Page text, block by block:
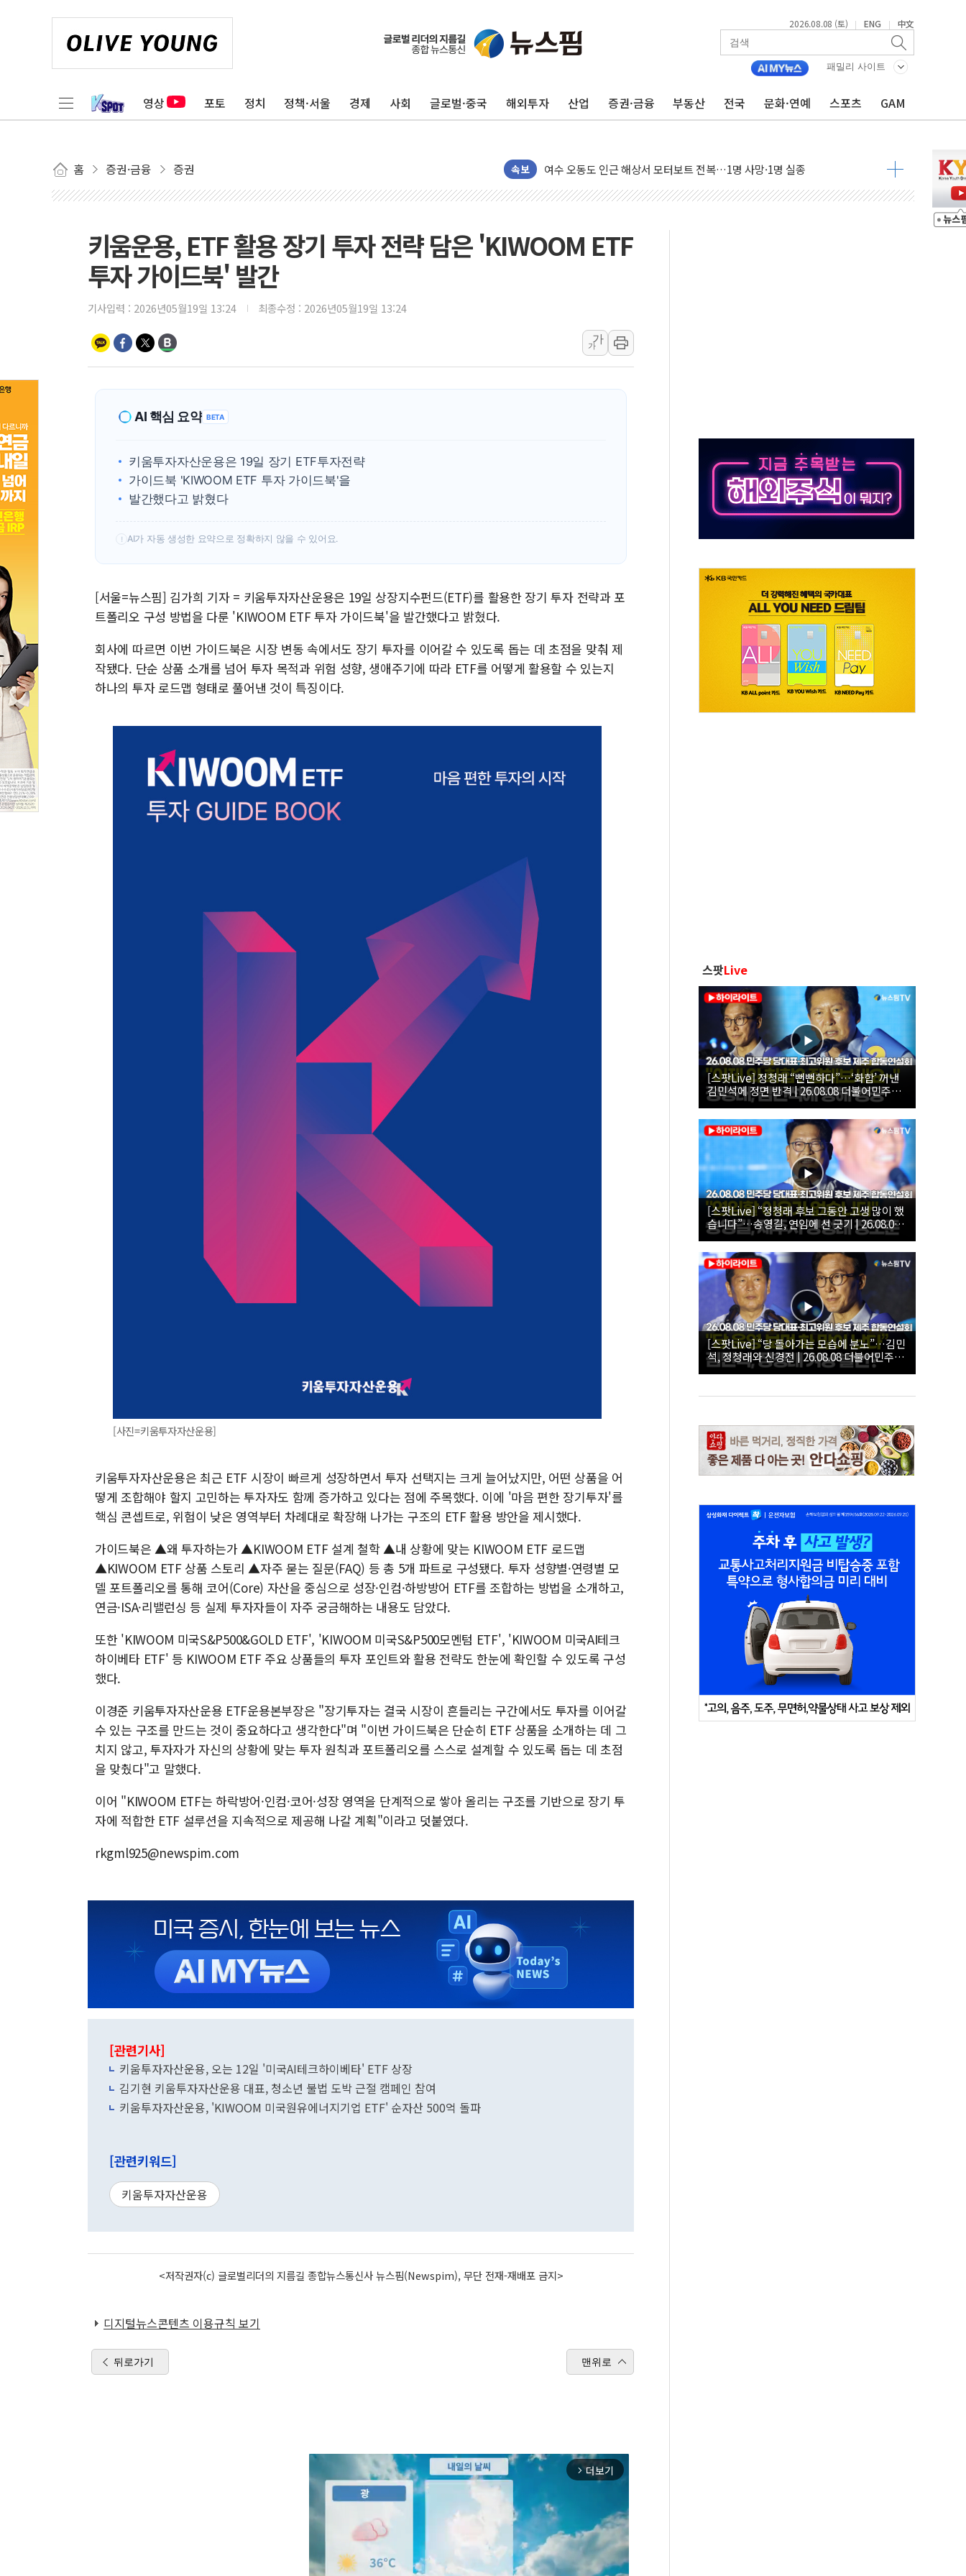
2026.08.08 (토) | ENG | 中文
패밀리 사이트
영상 포토 정치 정책·서울 경제 사회 글로벌·중국 해외투자 산업 증권·금융 부동산 전국 문화·연예 스포츠 GAM
홈 증권·금융 증권 속보
서울 중랑구 주택가서 흉기 난동…60대 남성 2명 숨져
李대통령 "결혼 때문에 손해 보는 일 없게"…'결혼 페널티' 22개 과제 손본다
추미애, '위안부' 피해자 기림의 날 참석..."국제적 시민 연대로 목소리 내야"
인천 선재도 갯벌서 해루질 중 실종 60대 나흘만에 숨진 채 발견
'화합' 꺼낸 김민석에 '뻔뻔' 받아친 정청래…제주 연설서 신경전 고조
李대통령, ISA 개편 재검토 지시…與 "적극 환영"·野 "졸속 국정"
인제 용대리 계곡서 수위 상승으로 피서객 7명 고립…전원 구조
동해시, 11~14일 '별똥별 멍' 운영…페르세우스 유성우 관측
'호우 특보' 경북 울진 시간당 20~30mm 강한 비...가뭄 해소될 듯
주말 무더위·열대야 지속…내륙 곳곳 소나기
오세훈 "용산공원 주택 검토, 민주당 스스로 원칙 뒤집는 것"
키움운용, ETF 활용 장기 투자 전략 담은 'KIWOOM ETF
투자 가이드북' 발간
기사입력 : 2026년05월19일 13:24 최종수정 : 2026년05월19일 13:24
가
가
AI 핵심 요약 BETA
키움투자자산운용은 19일 장기 ETF투자전략
가이드북 'KIWOOM ETF 투자 가이드북'을
발간했다고 밝혔다
! AI가 자동 생성한 요약으로 정확하지 않을 수 있어요.
[서울=뉴스핌] 김가희 기자 = 키움투자자산운용은 19일 상장지수펀드(ETF)를 활용한 장기 투자 전략과 포
트폴리오 구성 방법을 다룬 'KIWOOM ETF 투자 가이드북'을 발간했다고 밝혔다.
회사에 따르면 이번 가이드북은 시장 변동 속에서도 장기 투자를 이어갈 수 있도록 돕는 데 초점을 맞춰 제
작됐다. 단순 상품 소개를 넘어 투자 목적과 위험 성향, 생애주기에 따라 ETF를 어떻게 활용할 수 있는지
하나의 투자 로드맵 형태로 풀어낸 것이 특징이다.
[사진=키움투자자산운용]
키움투자자산운용은 최근 ETF 시장이 빠르게 성장하면서 투자 선택지는 크게 늘어났지만, 어떤 상품을 어
떻게 조합해야 할지 고민하는 투자자도 함께 증가하고 있다는 점에 주목했다. 이에 '마음 편한 장기투자'를
핵심 콘셉트로, 위험이 낮은 영역부터 차례대로 확장해 나가는 구조의 ETF 활용 방안을 제시했다.
가이드북은 ▲왜 투자하는가 ▲KIWOOM ETF 설계 철학 ▲내 상황에 맞는 KIWOOM ETF 로드맵
▲KIWOOM ETF 상품 스토리 ▲자주 묻는 질문(FAQ) 등 총 5개 파트로 구성됐다. 투자 성향별·연령별 모
델 포트폴리오를 통해 코어(Core) 자산을 중심으로 성장·인컴·하방방어 ETF를 조합하는 방법을 소개하고,
연금·ISA·리밸런싱 등 실제 투자자들이 자주 궁금해하는 내용도 담았다.
또한 'KIWOOM 미국S&P500&GOLD ETF', 'KIWOOM 미국S&P500모멘텀 ETF', 'KIWOOM 미국AI테크
하이베타 ETF' 등 KIWOOM ETF 주요 상품들의 투자 포인트와 활용 전략도 한눈에 확인할 수 있도록 구성
했다.
이경준 키움투자자산운용 ETF운용본부장은 "장기투자는 결국 시장이 흔들리는 구간에서도 투자를 이어갈
수 있는 구조를 만드는 것이 중요하다고 생각한다"며 "이번 가이드북은 단순히 ETF 상품을 소개하는 데 그
치지 않고, 투자자가 자신의 상황에 맞는 투자 원칙과 포트폴리오를 스스로 설계할 수 있도록 돕는 데 초점
을 맞췄다"고 말했다.
이어 "KIWOOM ETF는 하락방어·인컴·코어·성장 영역을 단계적으로 쌓아 올리는 구조를 기반으로 장기 투
자에 적합한 ETF 설루션을 지속적으로 제공해 나갈 계획"이라고 덧붙였다.
rkgml925@newspim.com
[관련기사]
키움투자자산운용, 오는 12일 '미국AI테크하이베타' ETF 상장
김기현 키움투자자산운용 대표, 청소년 불법 도박 근절 캠페인 참여
키움투자자산운용, 'KIWOOM 미국원유에너지기업 ETF' 순자산 500억 돌파
[관련키워드]
키움투자자산운용
<저작권자(c) 글로벌리더의 지름길 종합뉴스통신사 뉴스핌(Newspim), 무단 전재-재배포 금지>
디지털뉴스콘텐츠 이용규칙 보기
뒤로가기 맨위로
arrow_forward_ios 더보기
스팟Live
[스팟Live] 정청래 “뻔뻔하다”…‘화합’ 꺼낸
김민석에 정면 반격 | 26.08.08 더불어민주당
당대표·최고위원 후보 제주 합동연설회
[스팟Live] “정청래 후보 그동안 고생 많이 했
습니다”…송영길, 연임에 선 긋기 | 26.08.08
더불어민주당 당대표·최고위원 후보 제주 합
동연설회
[스팟Live] “당 돌아가는 모습에 분노”…김민
석, 정청래와 신경전 | 26.08.08 더불어민주당
당대표·최고위원 후보 제주 합동연설회